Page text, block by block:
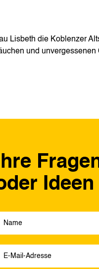
Lisbeth die Koblenzer
und unvergessenen
Ideen